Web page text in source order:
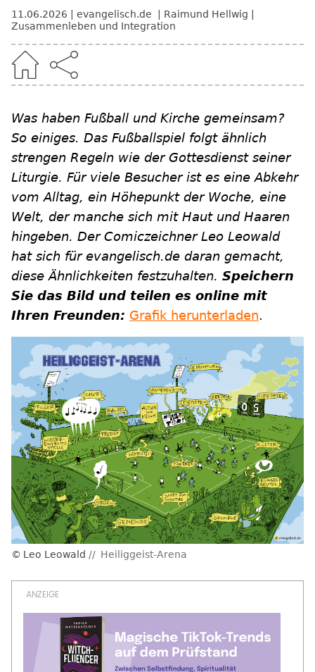
11.06.2026 evangelisch.de
Raimund Hellwig
Zusammenleben und Integration
Was haben Fußball und Kirche gemeinsam?
So einiges. Das Fußballspiel folgt ähnlich
strengen Regeln wie der Gottesdienst seiner
Liturgie. Für viele Besucher ist es eine Abkehr
vom Alltag, ein Höhepunkt der Woche, eine
Welt, der manche sich mit Haut und Haaren
hingeben. Der Comiczeichner Leo Leowald
hat sich für evangelisch.de daran gemacht,
diese Ähnlichkeiten festzuhalten. Speichern
Sie das Bild und teilen es online mit
Ihren Freunden: Grafik herunterladen.
Leo Leowald Heiliggeist-Arena